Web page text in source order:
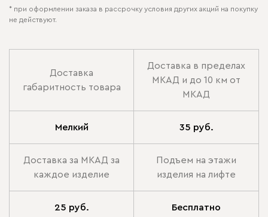
* при оформлении заказа в рассрочку условия других акций на покупку
не действуют.
Доставка
габаритность товара
Доставка в пределах
МКАД и до 10 км от
МКАД
Мелкий 35 руб.
Доставка за МКАД за
каждое изделие
Подъем на этажи
изделия на лифте
25 руб. Бесплатно